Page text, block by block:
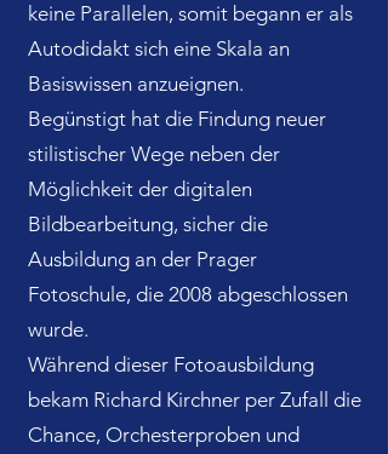
keine Parallelen, somit begann er als
Autodidakt sich eine Skala an
Basiswissen anzueignen.
Begünstigt hat die Findung neuer
stilistischer Wege neben der
Möglichkeit der digitalen
Bildbearbeitung, sicher die
Ausbildung an der Prager
Fotoschule, die 2008 abgeschlossen
wurde.
Während dieser Fotoausbildung
bekam Richard Kirchner per Zufall die
Chance, Orchesterproben und